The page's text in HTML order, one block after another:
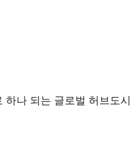
나 되는 글로벌 허브도시